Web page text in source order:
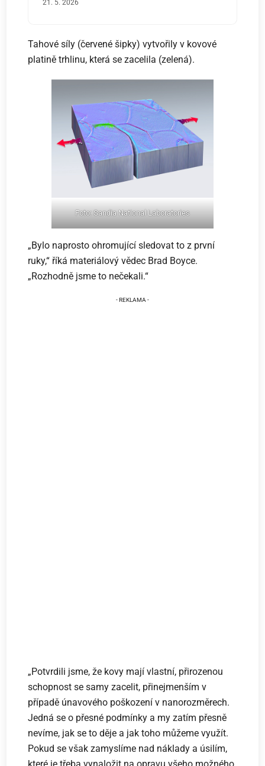
21. 5. 2026
Tahové síly (červené šipky) vytvořily v kovové
platině trhlinu, která se zacelila (zelená).
Foto: Sandia National Laboratories
„Bylo naprosto ohromující sledovat to z první
ruky,“ říká materiálový vědec Brad Boyce.
„Rozhodně jsme to nečekali.“
„Potvrdili jsme, že kovy mají vlastní, přirozenou
schopnost se samy zacelit, přinejmenším v
případě únavového poškození v nanorozměrech.
Jedná se o přesné podmínky a my zatím přesně
nevíme, jak se to děje a jak toho můžeme využít.
Pokud se však zamyslíme nad náklady a úsilím,